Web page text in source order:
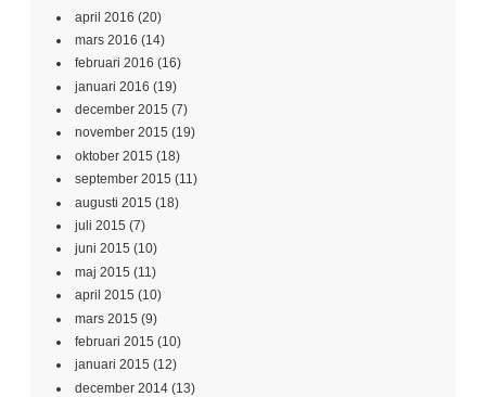
april 2016 (20)
mars 2016 (14)
februari 2016 (16)
januari 2016 (19)
december 2015 (7)
november 2015 (19)
oktober 2015 (18)
september 2015 (11)
augusti 2015 (18)
juli 2015 (7)
juni 2015 (10)
maj 2015 (11)
april 2015 (10)
mars 2015 (9)
februari 2015 (10)
januari 2015 (12)
december 2014 (13)